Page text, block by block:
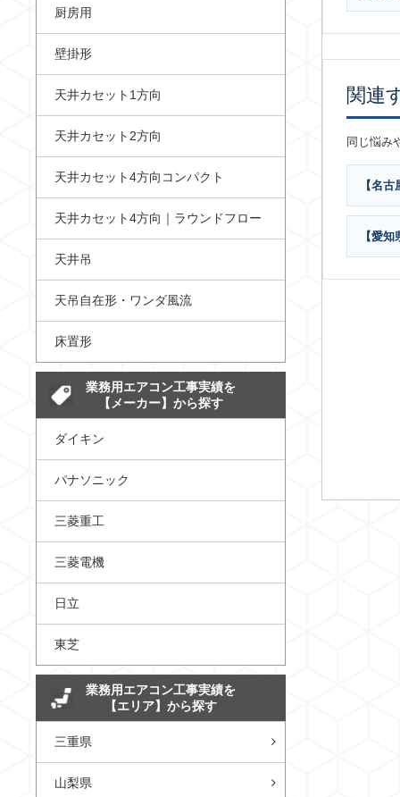
関連
同じ悩み
【名
【愛
厨房用
壁掛形
天井カセット1方向
天井カセット2方向
天井カセット4方向コンパクト
天井カセット4方向｜ラウンドフロー
天井吊
天吊自在形・ワンダ風流
床置形
業務用エアコン工事実績を
【メーカー】から探す
ダイキン
パナソニック
三菱重工
三菱電機
日立
東芝
業務用エアコン工事実績を
【エリア】から探す
三重県
山梨県